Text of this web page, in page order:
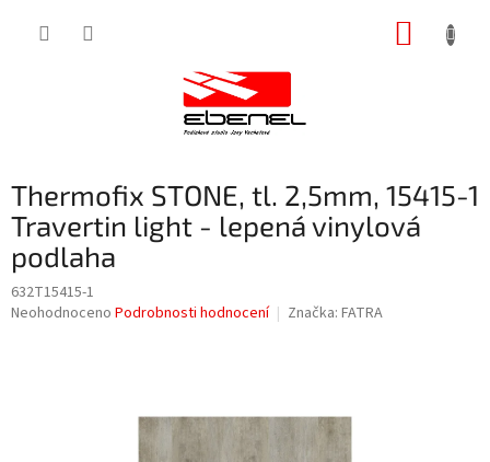
Thermofix STONE, tl. 2,5mm, 15415-1
Travertin light - lepená vinylová
podlaha
632T15415-1
Průměrné
Neohodnoceno Podrobnosti hodnocení Značka: FATRA